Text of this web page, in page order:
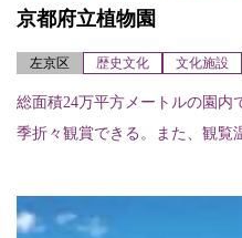
京都府立植物園
左京区 歴史文化 文化施設
総面積24万平方メートルの園内
季折々観賞できる。また、観覧
など...